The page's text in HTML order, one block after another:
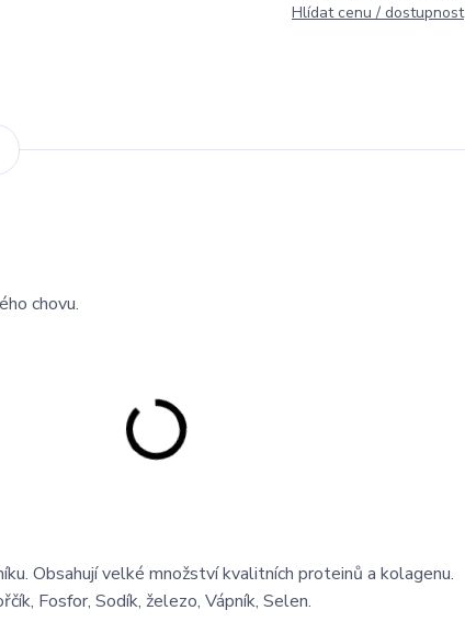
Hlídat cenu / dostupnost
chovu.
Obsahují velké množství kvalitních proteinů a kolagenu.
Fosfor, Sodík, železo, Vápník, Selen.